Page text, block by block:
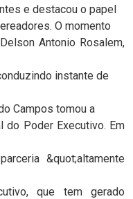
e destacou o papel
O momento
Antonio Rosalem,
instante de
Campos tomou a
do Poder Executivo. Em
&quot;altamente
que tem gerado